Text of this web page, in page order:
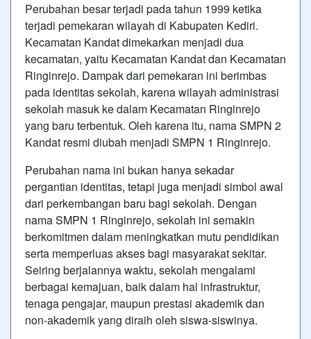
Perubahan besar terjadi pada tahun 1999 ketika
terjadi pemekaran wilayah di Kabupaten Kediri.
Kecamatan Kandat dimekarkan menjadi dua
kecamatan, yaitu Kecamatan Kandat dan Kecamatan
Ringinrejo. Dampak dari pemekaran ini berimbas
pada identitas sekolah, karena wilayah administrasi
sekolah masuk ke dalam Kecamatan Ringinrejo
yang baru terbentuk. Oleh karena itu, nama SMPN 2
Kandat resmi diubah menjadi SMPN 1 Ringinrejo.
Perubahan nama ini bukan hanya sekadar
pergantian identitas, tetapi juga menjadi simbol awal
dari perkembangan baru bagi sekolah. Dengan
nama SMPN 1 Ringinrejo, sekolah ini semakin
berkomitmen dalam meningkatkan mutu pendidikan
serta memperluas akses bagi masyarakat sekitar.
Seiring berjalannya waktu, sekolah mengalami
berbagai kemajuan, baik dalam hal infrastruktur,
tenaga pengajar, maupun prestasi akademik dan
non-akademik yang diraih oleh siswa-siswinya.